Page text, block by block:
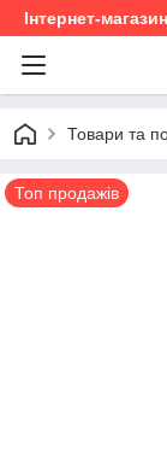
Інтернет-
Товари та
Топ продажів